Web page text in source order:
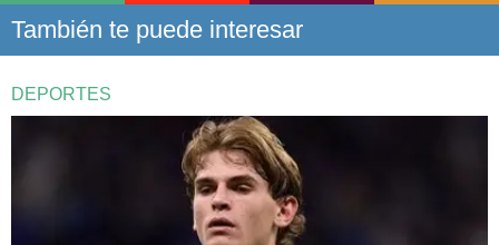
También te puede interesar
DEPORTES